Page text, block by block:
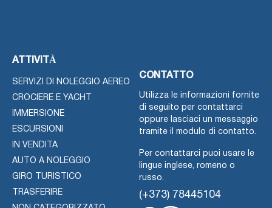
ATTIVITÀ
SERVIZI DI NOLEGGIO AEREO
CROCIERE E YACHT
IMMERSIONE
ESCURSIONI
IN VENDITA
AUTO A NOLEGGIO
GIRO TURISTICO
TRASFERIRE
CONTATTO
Utilizza le informazioni fornite
di seguito per contattarci
oppure lasciaci un messaggio
tramite il modulo di contatto.
Per contattarci puoi usare le
lingue inglese, romeno o
russo.
(+373) 78445104